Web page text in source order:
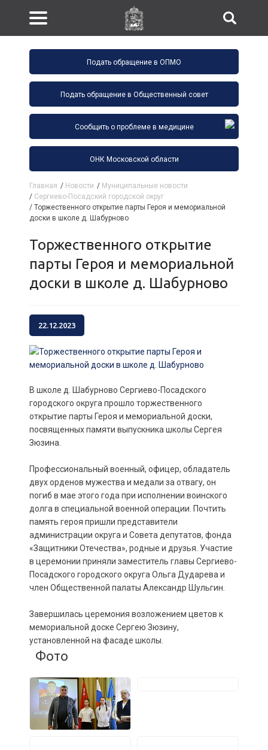
Подать обращение в ОПМО
Подать обращение в Общественный совет
Сообщить о проблеме в медицине
ОНК Московской области
Главная / Новости / Муниципальные новости
/ Сергиево-Посадский городской округ
/ Торжественного открытие парты Героя и мемориальной
доски в школе д. Шабурново
Торжественного открытие
парты Героя и мемориальной
доски в школе д. Шабурново
22.12.2023
В школе д. Шабурново Сергиево-Посадского
городского округа прошло торжественного
открытие парты Героя и мемориальной доски,
посвященных памяти выпускника школы Сергея
Зюзина.
Профессиональный военный, офицер, обладатель
двух орденов мужества и медали за отвагу, он
погиб в мае этого года при исполнении воинского
долга в специальной военной операции. Почтить
память героя пришли представители
администрации округа и Совета депутатов, фонда
«Защитники Отечества», родные и друзья. Участие
в церемонии приняли заместитель главы Сергиево-
Посадского городского округа Ольга Дударева и
член Общественной палаты Александр Шульгин.
Завершилась церемония возложением цветов к
мемориальной доске Сергею Зюзину,
установленной на фасаде школы.
Фото